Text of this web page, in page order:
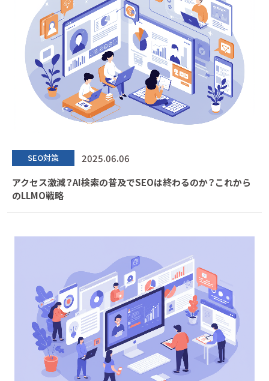
SEO対策
2025.06.06
アクセス激減？AI検索の普及でSEOは終わるのか？これから
のLLMO戦略